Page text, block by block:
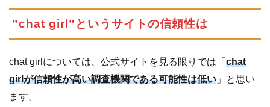
”chat girl”というサイトの信頼性は
chat girlについては、公式サイトを見る限りでは「 chat
girlが信頼性が高い調査機関である可能性は低い 」と思い
ます。